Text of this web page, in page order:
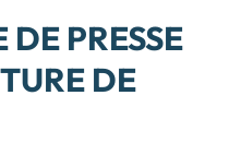
PRESSE
DE